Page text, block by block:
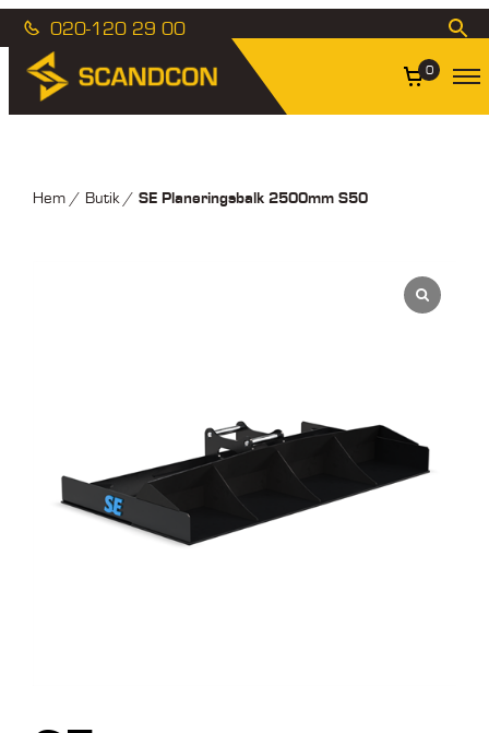
020-120 29 00
0
Hem/ Butik/ SE Planeringsbalk 2500mm S50